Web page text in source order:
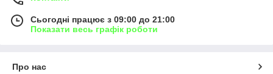
Сьогодні працює з 09:00 до 21:00
Показати весь графік роботи
Про нас